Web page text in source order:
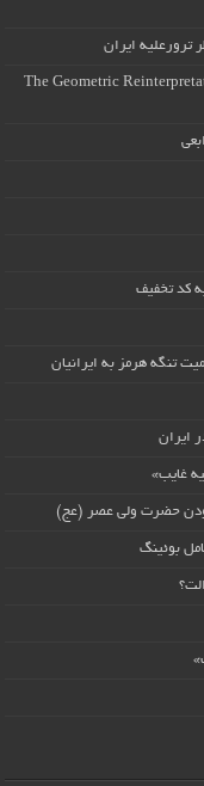
ترورعلیه ایران
The Geometric
کد تخفیف
تنگه هرمز به ایرانیان
ایران
غایب»
بودن حضرت ولی عصر (عج)
بوئینگ